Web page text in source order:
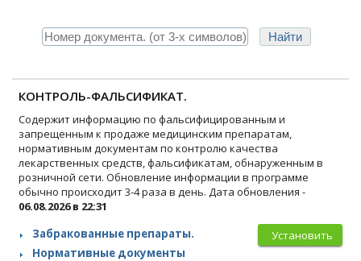
КОНТРОЛЬ-ФАЛЬСИФИКАТ.
Содержит информацию по фальсифицированным и
запрещенным к продаже медицинским препаратам,
нормативным документам по контролю качества
лекарственных средств, фальсификатам, обнаруженным в
розничной сети. Обновление информации в программе
обычно происходит 3-4 раза в день. Дата обновления -
06.08.2026 в 22:31
Установить
Забракованные препараты.
Нормативные документы